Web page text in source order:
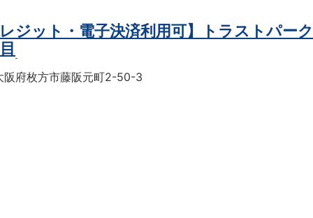
レジット・電子決済利用可】トラストパー
阪府枚方市藤阪元町2-50-3